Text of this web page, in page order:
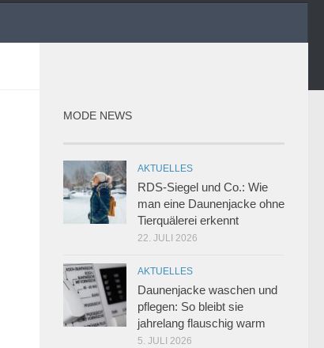
MODE NEWS
AKTUELLES
RDS-Siegel und Co.: Wie
man eine Daunenjacke ohne
Tierquälerei erkennt
22. JULI 2026
AKTUELLES
Daunenjacke waschen und
pflegen: So bleibt sie
jahrelang flauschig warm
5. JULI 2026